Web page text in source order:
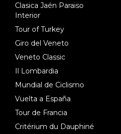
Clasica Jaén Paraiso
Interior
Tour of Turkey
Giro del Veneto
Veneto Classic
Il Lombardia
Mundial de Ciclismo
Vuelta a España
Tour de Francia
Critérium du Dauphiné